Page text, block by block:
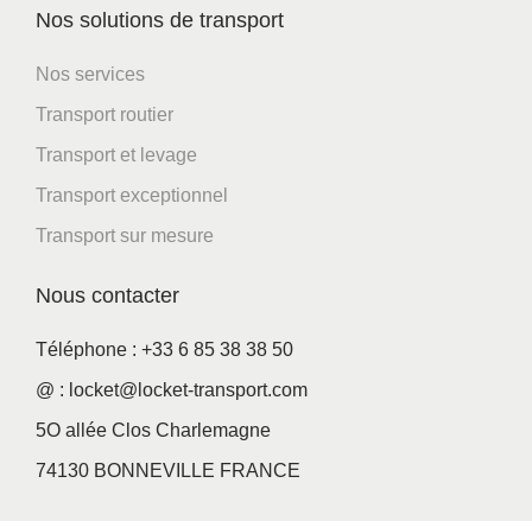
Nos solutions de transport
Nos services
Transport routier
Transport et levage
Transport exceptionnel
Transport sur mesure
Nous contacter
Téléphone : +33 6 85 38 38 50
@ : locket@locket-transport.com
5O allée Clos Charlemagne
74130 BONNEVILLE FRANCE